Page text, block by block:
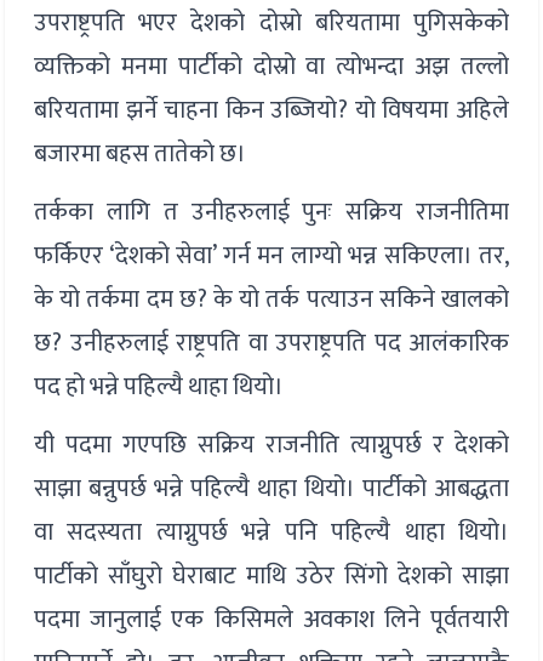
उपराष्ट्रपति भएर देशको दोस्रो बरियतामा पुगिसकेको
व्यक्तिको मनमा पार्टीको दोस्रो वा त्योभन्दा अझ तल्लो
बरियतामा झर्ने चाहना किन उब्जियो? यो विषयमा अहिले
बजारमा बहस तातेको छ।
तर्कका लागि त उनीहरुलाई पुनः सक्रिय राजनीतिमा
फर्किएर ‘देशको सेवा’ गर्न मन लाग्यो भन्न सकिएला। तर,
के यो तर्कमा दम छ? के यो तर्क पत्याउन सकिने खालको
छ? उनीहरुलाई राष्ट्रपति वा उपराष्ट्रपति पद आलंकारिक
पद हो भन्ने पहिल्यै थाहा थियो।
यी पदमा गएपछि सक्रिय राजनीति त्याग्नुपर्छ र देशको
साझा बन्नुपर्छ भन्ने पहिल्यै थाहा थियो। पार्टीको आबद्धता
वा सदस्यता त्याग्नुपर्छ भन्ने पनि पहिल्यै थाहा थियो।
पार्टीको साँघुरो घेराबाट माथि उठेर सिंगो देशको साझा
पदमा जानुलाई एक किसिमले अवकाश लिने पूर्वतयारी